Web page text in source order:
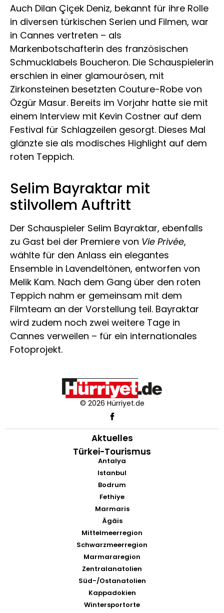
Auch Dilan Çiçek Deniz, bekannt für ihre Rolle
in diversen türkischen Serien und Filmen, war
in Cannes vertreten – als
Markenbotschafterin des französischen
Schmucklabels Boucheron. Die Schauspielerin
erschien in einer glamourösen, mit
Zirkonsteinen besetzten Couture-Robe von
Özgür Masur. Bereits im Vorjahr hatte sie mit
einem Interview mit Kevin Costner auf dem
Festival für Schlagzeilen gesorgt. Dieses Mal
glänzte sie als modisches Highlight auf dem
roten Teppich.
Selim Bayraktar mit
stilvollem Auftritt
Der Schauspieler Selim Bayraktar, ebenfalls
zu Gast bei der Premiere von Vie Privée,
wählte für den Anlass ein elegantes
Ensemble in Lavendeltönen, entworfen von
Melik Kam. Nach dem Gang über den roten
Teppich nahm er gemeinsam mit dem
Filmteam an der Vorstellung teil. Bayraktar
wird zudem noch zwei weitere Tage in
Cannes verweilen – für ein internationales
Fotoprojekt.
© 2026 Hürriyet.de
Aktuelles
Türkei-Tourismus
Antalya
Istanbul
Bodrum
Fethiye
Marmaris
Ägäis
Mittelmeerregion
Schwarzmeerregion
Marmararegion
Zentralanatolien
Süd-/Ostanatolien
Kappadokien
Wintersportorte